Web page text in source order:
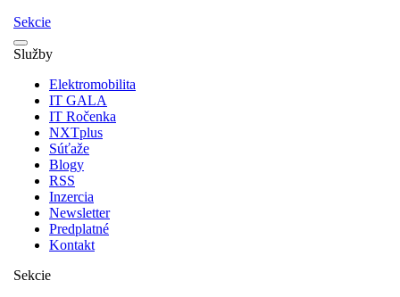
Sekcie
Služby
Elektromobilita
IT GALA
IT Ročenka
NXTplus
Súťaže
Blogy
RSS
Inzercia
Newsletter
Predplatné
Kontakt
Sekcie